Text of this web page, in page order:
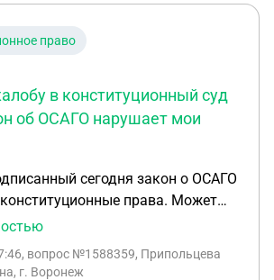
статус земель ИЖС зона
жилых домов в
по прежнему применяют 66ФЗ,
брать нас на баланс, поставщики
не хотят заключать с нами
этой ситуацией
вымогают через суд с
бесхозной
дороги общего пользования,
реестр дорог города Ростова на
другое. Продажные судьи
право
в конституционный суд
об ОСАГО нарушает мои
сегодня закон о ОСАГО
права. Может
не хочу. Буду с мятым
должен понести наказание.
, вопрос №1588359, Припольцева
г. Воронеж